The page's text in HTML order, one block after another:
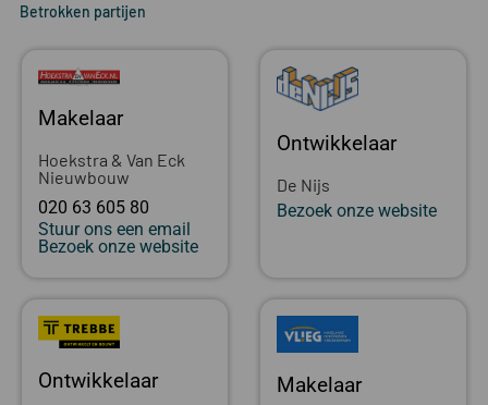
Betrokken partijen
Makelaar
Hoekstra & Van Eck
Nieuwbouw
020 63 605 80
Stuur ons een email
Bezoek onze website
Ontwikkelaar
De Nijs
Bezoek onze website
Ontwikkelaar Makelaar